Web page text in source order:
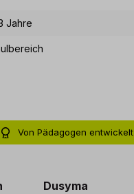
Jahre
Von Pädagogen entwickelt
Dusyma